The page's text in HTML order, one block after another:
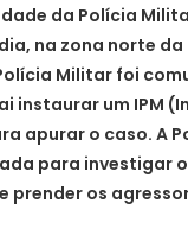
da Polícia
na zona norte da
Militar foi
instaurar um IPM
apurar o caso. A
para investigar
os